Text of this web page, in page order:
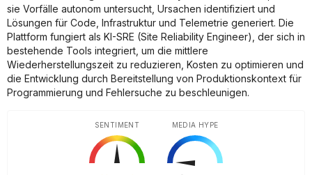
sie Vorfälle autonom untersucht, Ursachen identifiziert und
Lösungen für Code, Infrastruktur und Telemetrie generiert. Die
Plattform fungiert als KI-SRE (Site Reliability Engineer), der sich in
bestehende Tools integriert, um die mittlere
Wiederherstellungszeit zu reduzieren, Kosten zu optimieren und
die Entwicklung durch Bereitstellung von Produktionskontext für
Programmierung und Fehlersuche zu beschleunigen.
SENTIMENT MEDIA HYPE